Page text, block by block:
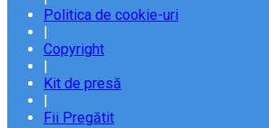
Politica de cookie-uri
|
Copyright
|
Kit de presă
|
Fii Pregătit